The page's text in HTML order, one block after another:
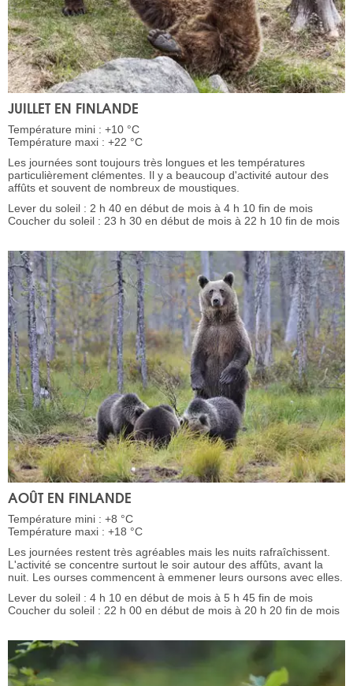
JUILLET EN FINLANDE
Température mini : +10 °C
Température maxi : +22 °C
Les journées sont toujours très longues et les températures
particulièrement clémentes. Il y a beaucoup d'activité autour des
affûts et souvent de nombreux de moustiques.
Lever du soleil : 2 h 40 en début de mois à 4 h 10 fin de mois
Coucher du soleil : 23 h 30 en début de mois à 22 h 10 fin de mois
AOÛT EN FINLANDE
Température mini : +8 °C
Température maxi : +18 °C
Les journées restent très agréables mais les nuits rafraîchissent.
L'activité se concentre surtout le soir autour des affûts, avant la
nuit. Les ourses commencent à emmener leurs oursons avec elles.
Lever du soleil : 4 h 10 en début de mois à 5 h 45 fin de mois
Coucher du soleil : 22 h 00 en début de mois à 20 h 20 fin de mois